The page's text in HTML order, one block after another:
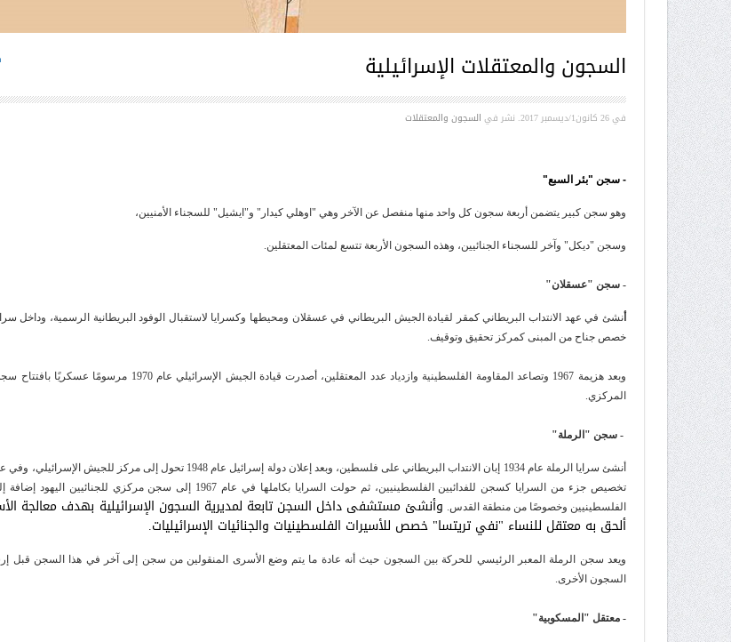
السجون والمعتقلات الإسرائيلية
في26 كانون1/ديسمبر 2017 . نشر في السجون والمعتقلات
- سجن "بئر السبع"
وهو سجن كبير يتضمن أربعة سجون كل واحد منها منفصل عن الآخر وهي "اوهلي كيدار" و"ايشيل" للسجناء الأمنيين،
وسجن "ديكل" وآخر للسجناء الجنائيين، وهذه السجون الأربعة تتسع لمئات المعتقلين.
- سجن "عسقلان"
أنشئ في عهد الانتداب البريطاني كمقر لقيادة الجيش البريطاني في عسقلان ومحيطها وكسرايا لاستقبال الوفود البريطانية الرسمية، وداخل
خصص جناح من المبنى كمركز تحقيق وتوقيف.
وبعد هزيمة 1967 وتصاعد المقاومة الفلسطينية وازدياد عدد المعتقلين، أصدرت قيادة الجيش الإسرائيلي
المركزي.
- سجن "الرملة"
تخصيص جزء من السرايا كسجن للفدائيين الفلسطينيين، ثم حولت السرايا بكاملها في عام 1967 إلى سجن مركزي
الفلسطينيين وخصوصًا من منطقة القدس. وأنشئ مستشفى داخل السجن تابعة لمديرية السجون الإسرائيلية بهدف معالجة
ألحق به معتقل للنساء "نفي تريتسا" خصص للأسيرات الفلسطينيات والجنائيات الإسرائيليات.
ويعد سجن الرملة المعبر الرئيسي للحركة بين السجون حيث أنه عادة ما يتم وضع الأسرى المنقولين من سجن إلى آخر في هذا السجن قبل
السجون الأخرى.
- معتقل "المسكوبية"